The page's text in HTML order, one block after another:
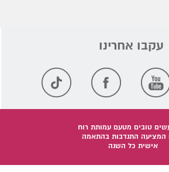
טובים מטעם עמותת רוח
המציעה התנדבות בהתאמה
אישית כל השנה